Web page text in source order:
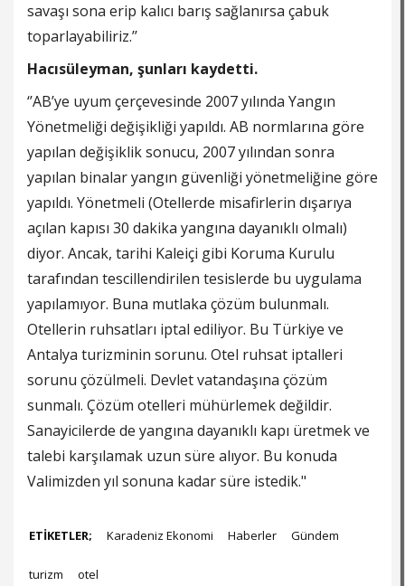
savaşı sona erip kalıcı barış sağlanırsa çabuk
toparlayabiliriz.’’
Hacısüleyman, şunları kaydetti.
‘’AB’ye uyum çerçevesinde 2007 yılında Yangın
Yönetmeliği değişikliği yapıldı. AB normlarına göre
yapılan değişiklik sonucu, 2007 yılından sonra
yapılan binalar yangın güvenliği yönetmeliğine göre
yapıldı. Yönetmeli (Otellerde misafirlerin dışarıya
açılan kapısı 30 dakika yangına dayanıklı olmalı)
diyor. Ancak, tarihi Kaleiçi gibi Koruma Kurulu
tarafından tescillendirilen tesislerde bu uygulama
yapılamıyor. Buna mutlaka çözüm bulunmalı.
Otellerin ruhsatları iptal ediliyor. Bu Türkiye ve
Antalya turizminin sorunu. Otel ruhsat iptalleri
sorunu çözülmeli. Devlet vatandaşına çözüm
sunmalı. Çözüm otelleri mühürlemek değildir.
Sanayicilerde de yangına dayanıklı kapı üretmek ve
talebi karşılamak uzun süre alıyor. Bu konuda
Valimizden yıl sonuna kadar süre istedik."
ETİKETLER; Karadeniz Ekonomi Haberler Gündem
turizm otel